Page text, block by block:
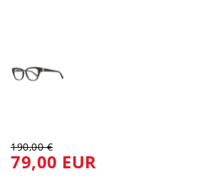
190,00 €
79,00 EUR